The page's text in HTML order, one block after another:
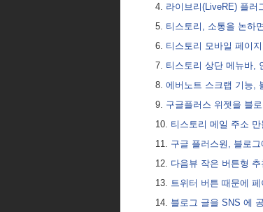
라이브리(LiveRE) 플러
티스토리, 소통을 논하
티스토리 모바일 페이
티스토리 상단 메뉴바,
에버노트 스크랩 기능,
구글플러스 위젯을 블
티스토리 메일 주소
구글 플러스원, 블로
다음뷰 작은 버튼형
트위터 버튼 때문에
블로그 글을 SNS 에